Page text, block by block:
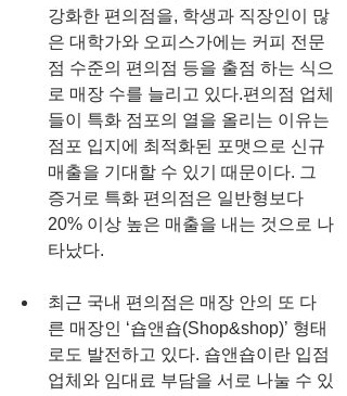
강화한 편의점을, 학생과 직장인이 많
은 대학가와 오피스가에는 커피 전문
점 수준의 편의점 등을 출점 하는 식으
로 매장 수를 늘리고 있다.편의점 업체
들이 특화 점포의 열을 올리는 이유는
점포 입지에 최적화된 포맷으로 신규
매출을 기대할 수 있기 때문이다. 그
증거로 특화 편의점은 일반형보다
20% 이상 높은 매출을 내는 것으로 나
타났다.
최근 국내 편의점은 매장 안의 또 다
른 매장인 ‘숍앤숍(Shop&shop)’ 형태
로도 발전하고 있다. 숍앤숍이란 입점
업체와 임대료 부담을 서로 나눌 수 있